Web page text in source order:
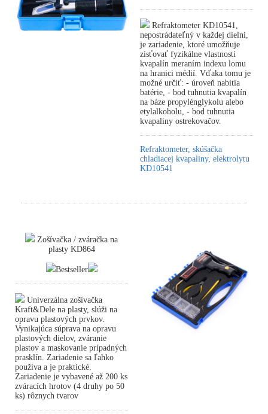
Refraktometer KD10541,
nepostrádateľný v každej dielni,
je zariadenie, ktoré umožňuje
zisťovať fyzikálne vlastnosti
kvapalín meraním indexu lomu
na hranici médií. Vďaka tomu je
možné určiť: - úroveň nabitia
batérie, - bod tuhnutia kvapalín
na báze propylénglykolu alebo
etylalkoholu, - bod tuhnutia
kvapaliny ostrekovačov.
Refraktometer, skúšačka
chladiacej kvapaliny, elektrolytu
KD10541
Zošívačka / zváračka na
plasty KD864
Bestseller
Univerzálna zošívačka
Kraft&Dele na plasty, slúži na
opravu plastových prvkov.
Vynikajúca súprava na opravu
plastových dielov, zváranie
plastov a maskovanie prípadných
prasklín. Zariadenie sa ľahko
používa a je praktické.
Zariadenie je vybavené až 200 ks
zváracích hrotov (4 druhy po 50
ks) rôznych tvarov